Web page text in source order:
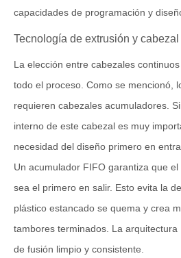
capacidades de programación y
Tecnología de extrusión y
La elección entre cabezales
todo el proceso. Como se mencionó,
requieren cabezales acumuladores.
interno de este cabezal es muy
necesidad del diseño primero en
Un acumulador FIFO garantiza que
sea el primero en salir. Esto evita la
plástico estancado se quema y crea
tambores terminados. La
de fusión limpio y consistente.